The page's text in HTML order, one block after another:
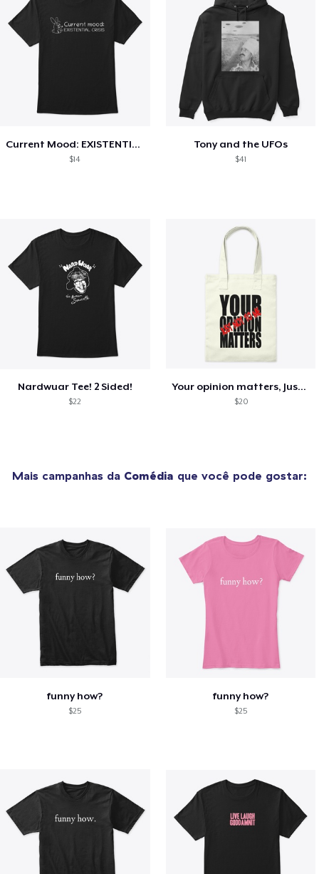
Current Mood: EXISTENTIAL CRISIS
$14
Tony and the UFOs
$41
Nardwuar Tee! 2 Sided!
$22
Your opinion matters, Just not to me!
$20
Mais campanhas da Comédia que você pode gostar:
funny how?
$25
funny how?
$25